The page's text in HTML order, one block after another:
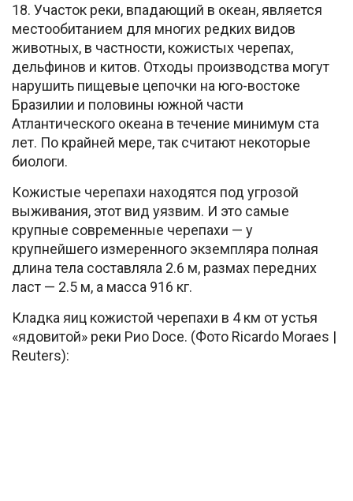
18. Участок реки, впадающий в океан, является
местообитанием для многих редких видов
животных, в частности, кожистых черепах,
дельфинов и китов. Отходы производства могут
нарушить пищевые цепочки на юго-востоке
Бразилии и половины южной части
Атлантического океана в течение минимум ста
лет. По крайней мере, так считают некоторые
биологи.
Кожистые черепахи находятся под угрозой
выживания, этот вид уязвим. И это самые
крупные современные черепахи — у
крупнейшего измеренного экземпляра полная
длина тела составляла 2.6 м, размах передних
ласт — 2.5 м, а масса 916 кг.
Кладка яиц кожистой черепахи в 4 км от устья
«ядовитой» реки Рио Doce. (Фото Ricardo Moraes |
Reuters):